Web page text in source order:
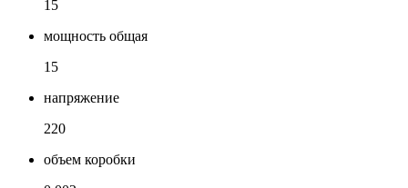
15
мощность общая
15
напряжение
220
объем коробки